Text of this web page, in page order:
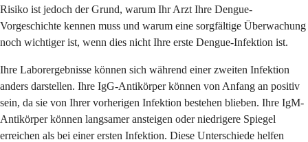
Risiko ist jedoch der Grund, warum Ihr Arzt Ihre Dengue-
Vorgeschichte kennen muss und warum eine sorgfältige Überwachung
noch wichtiger ist, wenn dies nicht Ihre erste Dengue-Infektion ist.
Ihre Laborergebnisse können sich während einer zweiten Infektion
anders darstellen. Ihre IgG-Antikörper können von Anfang an positiv
sein, da sie von Ihrer vorherigen Infektion bestehen blieben. Ihre IgM-
Antikörper können langsamer ansteigen oder niedrigere Spiegel
erreichen als bei einer ersten Infektion. Diese Unterschiede helfen